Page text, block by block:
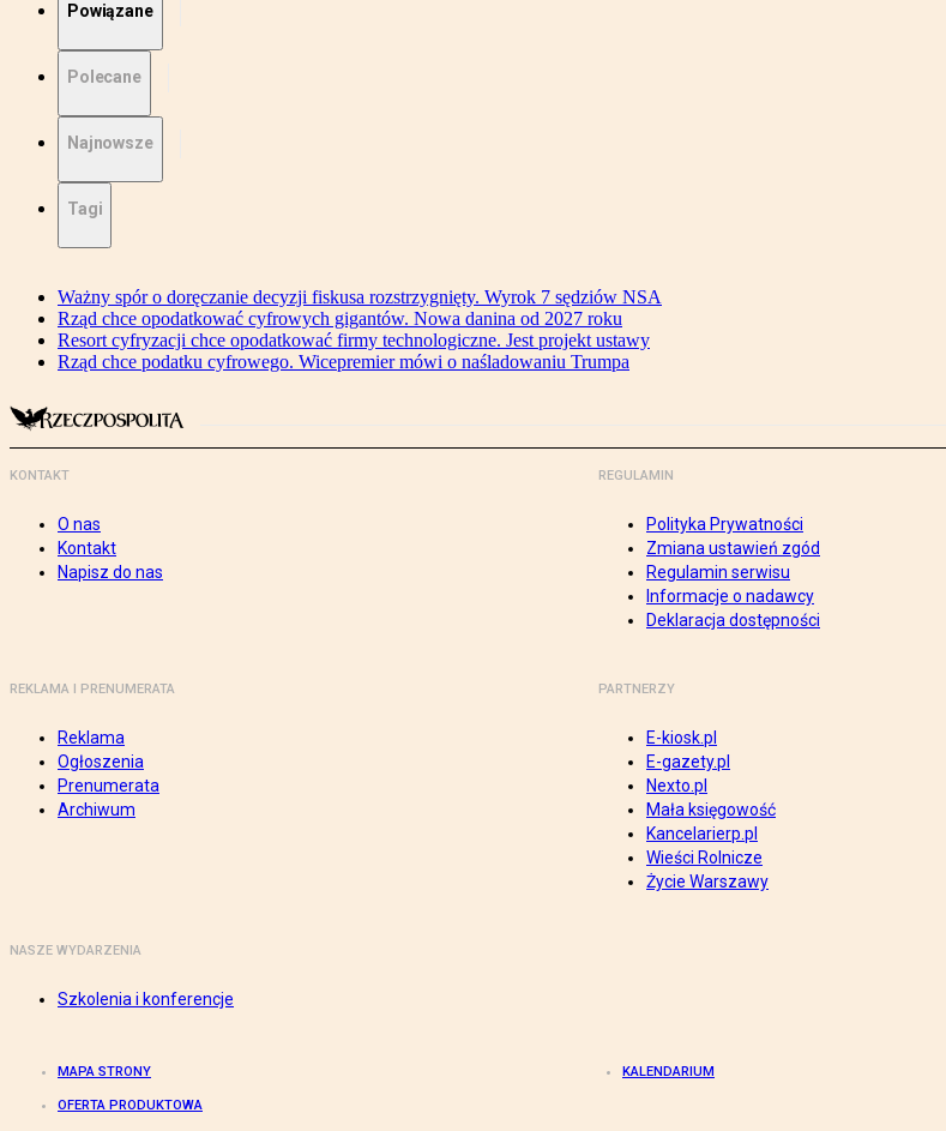
Powiązane
Polecane
Najnowsze
Tagi
Ważny spór o doręczanie decyzji fiskusa rozstrzygnięty. Wyrok 7 sędziów NSA
Rząd chce opodatkować cyfrowych gigantów. Nowa danina od 2027 roku
Resort cyfryzacji chce opodatkować firmy technologiczne. Jest projekt ustawy
Rząd chce podatku cyfrowego. Wicepremier mówi o naśladowaniu Trumpa
KONTAKT
O nas
Kontakt
Napisz do nas
REGULAMIN
Polityka Prywatności
Zmiana ustawień zgód
Regulamin serwisu
Informacje o nadawcy
Deklaracja dostępności
REKLAMA I PRENUMERATA
Reklama
Ogłoszenia
Prenumerata
Archiwum
PARTNERZY
E-kiosk.pl
E-gazety.pl
Nexto.pl
Mała księgowość
Kancelarierp.pl
Wieści Rolnicze
Życie Warszawy
NASZE WYDARZENIA
Szkolenia i konferencje
MAPA STRONY KALENDARIUM
OFERTA PRODUKTOWA